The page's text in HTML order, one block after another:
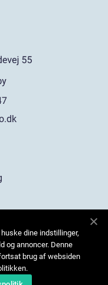
dine indstillinger,
og annoncer. Denne
brug af websiden